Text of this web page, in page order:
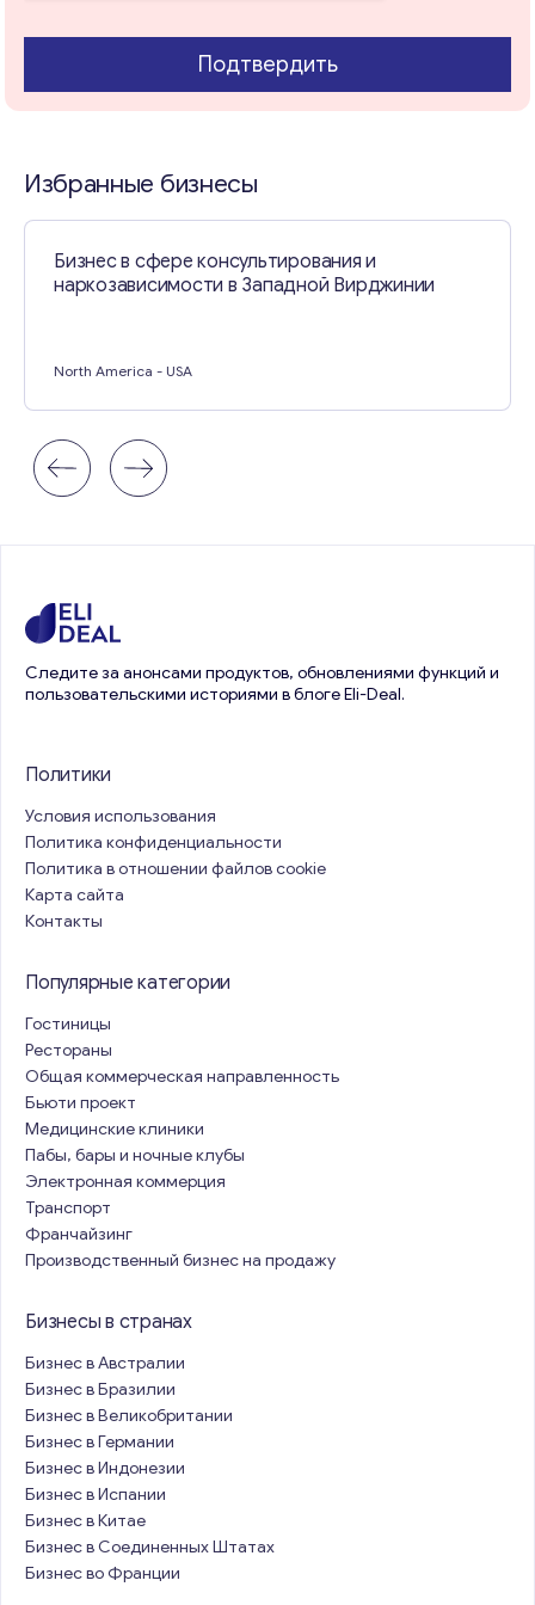
Свяжитесь со мной
Подтвердить
Избранные бизнесы
Бизнес в сфере консультирования и
наркозависимости в Западной Вирджинии
North America - USA
Следите за анонсами продуктов, обновлениями функций и
пользовательскими историями в блоге Eli-Deal.
Политики
Условия использования
Политика конфиденциальности
Политика в отношении файлов cookie
Карта сайта
Контакты
Популярные категории
Гостиницы
Рестораны
Общая коммерческая направленность
Бьюти проект
Медицинские клиники
Пабы, бары и ночные клубы
Электронная коммерция
Транспорт
Франчайзинг
Производственный бизнес на продажу
Бизнесы в странах
Бизнес в Австралии
Бизнес в Бразилии
Бизнес в Великобритании
Бизнес в Германии
Бизнес в Индонезии
Бизнес в Испании
Бизнес в Китае
Бизнес в Соединенных Штатах
Бизнес во Франции